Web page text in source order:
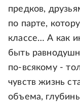
предков,
по парте,
классе… А как
быть
по-всякому -
чувств жизнь
объема,